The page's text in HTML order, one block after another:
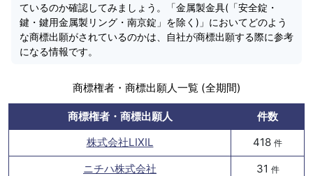
ているのか確認してみましょう。「金属製金具(「安全錠・
鍵・鍵用金属製リング・南京錠」を除く)」においてどのよう
な商標出願がされているのかは、自社が商標出願する際に参考
になる情報です。
商標権者・商標出願人一覧 (全期間)
商標権者・商標出願人
件数
株式会社LIXIL
418 件
ニチハ株式会社 31 件